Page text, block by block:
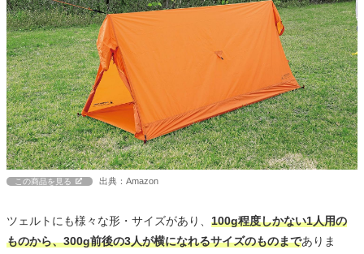
この商品を見る 出典：Amazon
ツェルトにも様々な形・サイズがあり、 100g程度しかない1人用の
ものから、300g前後の3人が横になれるサイズのものまでありま